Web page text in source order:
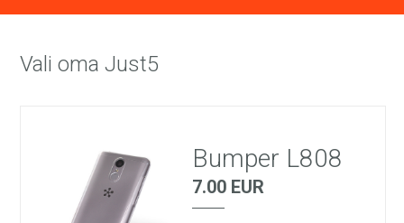
Vali oma Just5
Bumper L808
7.00 EUR